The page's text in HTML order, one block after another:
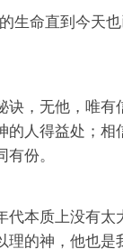
生命直到今天
，无他，唯有
人得益处；相
份。
本质上没有太
的神，他也是